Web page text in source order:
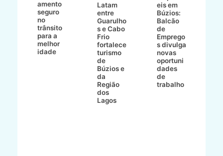
amento
seguro
no
trânsito
para a
melhor
idade
Latam
entre
Guarulho
s e Cabo
Frio
fortalece
turismo
de
Búzios e
da
Região
dos
Lagos
eis em
Búzios:
Balcão
de
Emprego
s divulga
novas
oportuni
dades
de
trabalho